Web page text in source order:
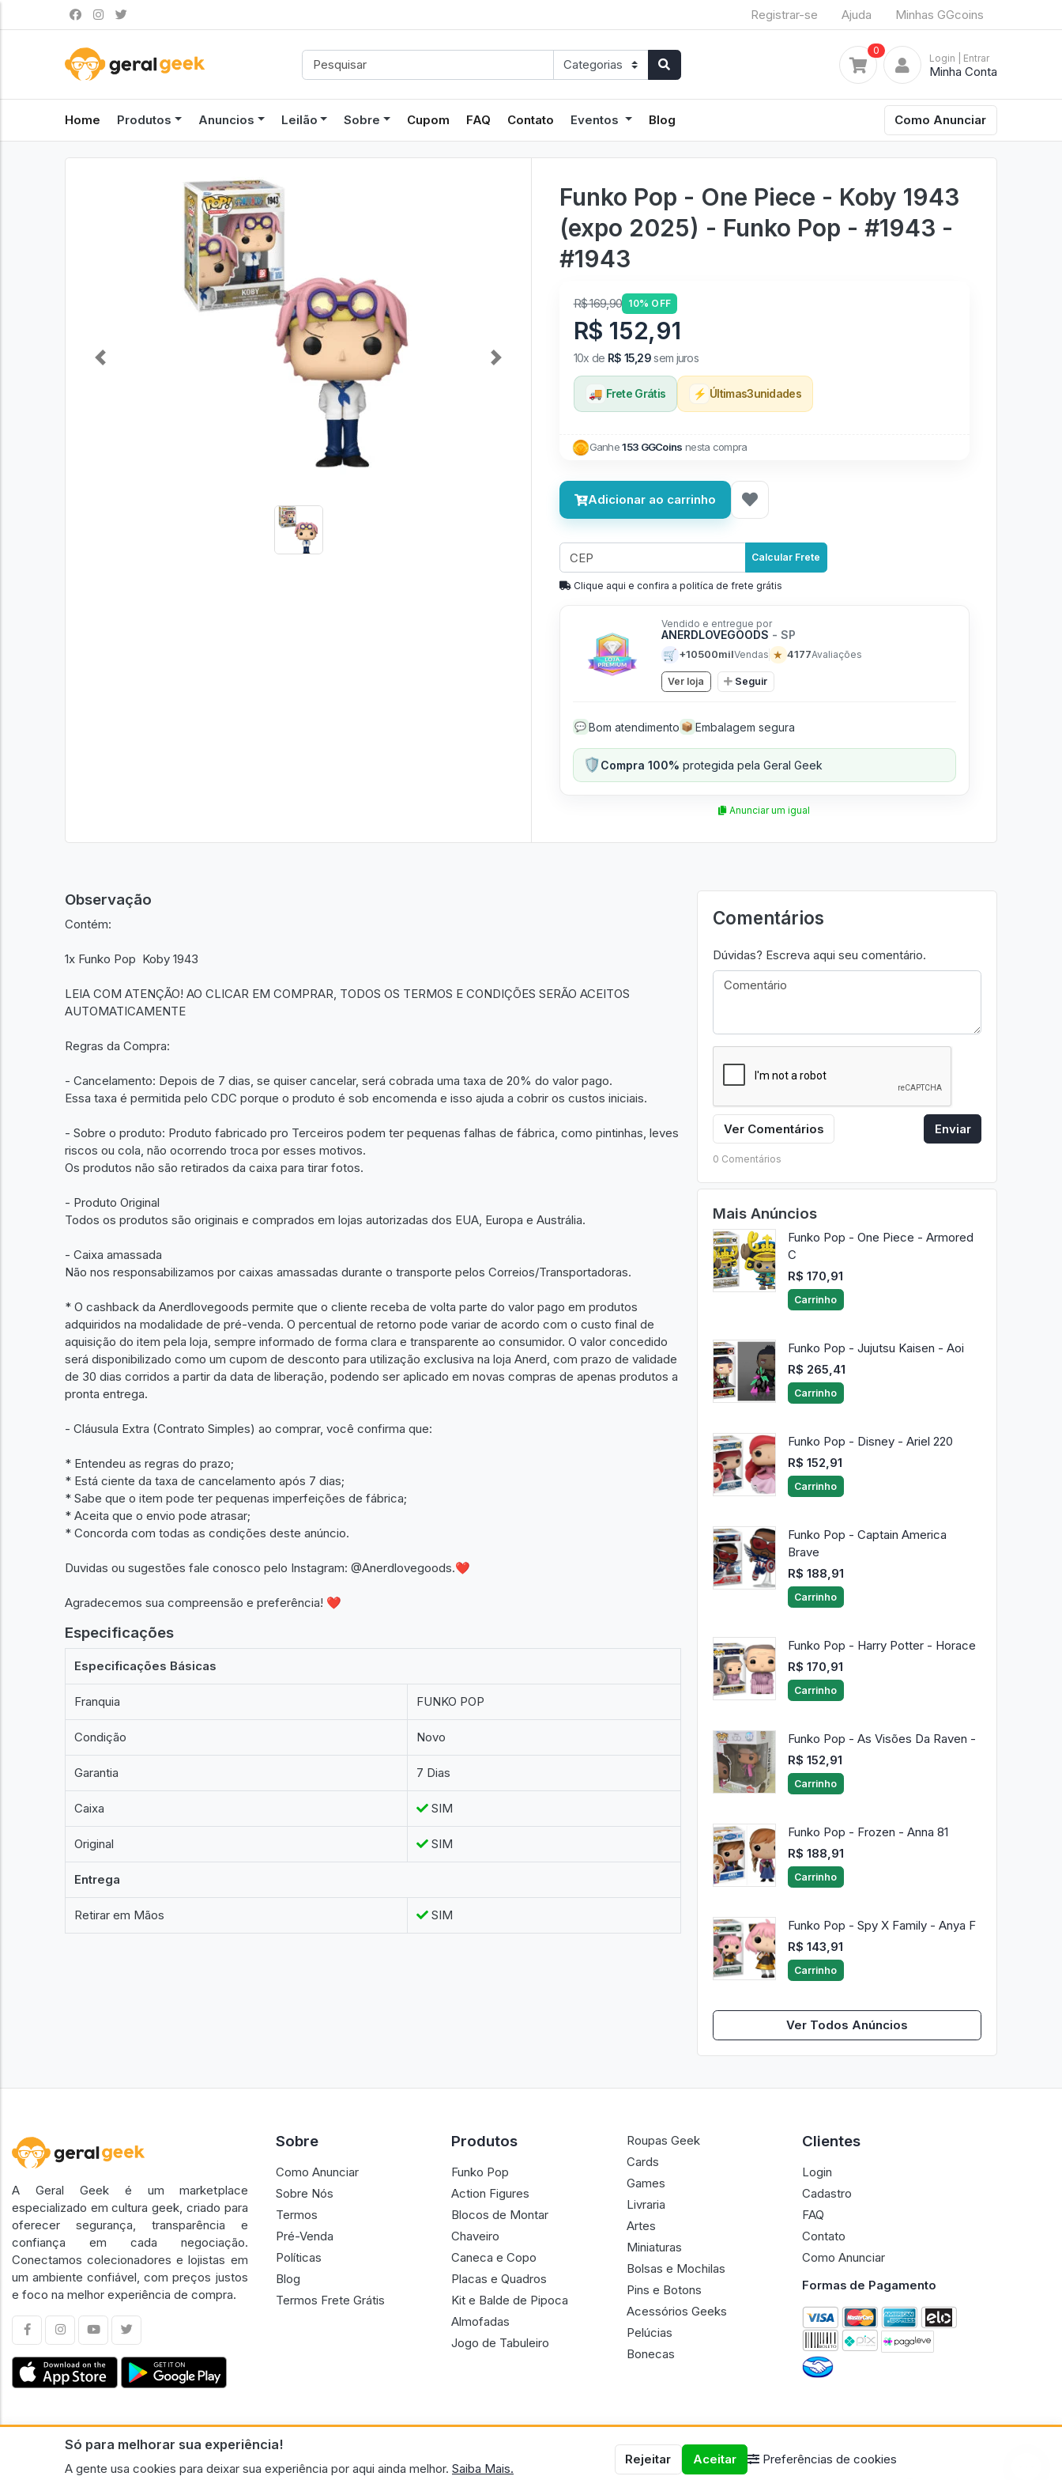
Registrar-se Ajuda Minhas GGcoins
0
Login | Entrar
Minha Conta
Home Produtos Anuncios Leilão Sobre Cupom FAQ Contato Eventos Blog Como Anunciar
Previous Next
Funko Pop - One Piece - Koby 1943
(expo 2025) - Funko Pop - #1943 -
#1943
R$ 169,90 10% OFF
R$ 152,91
10x de R$ 15,29sem juros
🚚 Frete Grátis ⚡ Últimas3unidades
Ganhe153 GGCoins nesta compra
Adicionar ao carrinho
Calcular Frete
Clique aqui e confira a politíca de frete grátis
Vendido e entregue por
ANERDLOVEGOODS - SP
🛒 +10500milVendas ★ 4177Avaliações
Ver loja Seguir
💬 Bom atendimento 📦 Embalagem segura
🛡️Compra 100% protegida pela Geral Geek
Anunciar um igual
Observação
Contém:
1x Funko Pop Koby 1943
LEIA COM ATENÇÃO! AO CLICAR EM COMPRAR, TODOS OS TERMOS E CONDIÇÕES SERÃO ACEITOS
AUTOMATICAMENTE
Regras da Compra:
- Cancelamento: Depois de 7 dias, se quiser cancelar, será cobrada uma taxa de 20% do valor pago.
Essa taxa é permitida pelo CDC porque o produto é sob encomenda e isso ajuda a cobrir os custos iniciais.
- Sobre o produto: Produto fabricado pro Terceiros podem ter pequenas falhas de fábrica, como pintinhas, leves
riscos ou cola, não ocorrendo troca por esses motivos.
Os produtos não são retirados da caixa para tirar fotos.
- Produto Original
Todos os produtos são originais e comprados em lojas autorizadas dos EUA, Europa e Austrália.
- Caixa amassada
Não nos responsabilizamos por caixas amassadas durante o transporte pelos Correios/Transportadoras.
* O cashback da Anerdlovegoods permite que o cliente receba de volta parte do valor pago em produtos
adquiridos na modalidade de pré-venda. O percentual de retorno pode variar de acordo com o custo final de
aquisição do item pela loja, sempre informado de forma clara e transparente ao consumidor. O valor concedido
será disponibilizado como um cupom de desconto para utilização exclusiva na loja Anerd, com prazo de validade
de 30 dias corridos a partir da data de liberação, podendo ser aplicado em novas compras de apenas produtos a
pronta entrega.
- Cláusula Extra (Contrato Simples) ao comprar, você confirma que:
* Entendeu as regras do prazo;
* Está ciente da taxa de cancelamento após 7 dias;
* Sabe que o item pode ter pequenas imperfeições de fábrica;
* Aceita que o envio pode atrasar;
* Concorda com todas as condições deste anúncio.
Duvidas ou sugestões fale conosco pelo Instagram: @Anerdlovegoods.❤
Agradecemos sua compreensão e preferência! ❤
Especificações
Especificações Básicas
Franquia FUNKO POP
Condição Novo
Garantia 7 Dias
Caixa SIM
Original SIM
Entrega
Retirar em Mãos SIM
Comentários
Dúvidas? Escreva aqui seu comentário.
Ver Comentários Enviar
0 Comentários
Mais Anúncios
Funko Pop - One Piece - Armored
C
R$ 170,91
Carrinho
Funko Pop - Jujutsu Kaisen - Aoi
R$ 265,41
Carrinho
Funko Pop - Disney - Ariel 220
R$ 152,91
Carrinho
Funko Pop - Captain America
Brave
R$ 188,91
Carrinho
Funko Pop - Harry Potter - Horace
R$ 170,91
Carrinho
Funko Pop - As Visões Da Raven -
R$ 152,91
Carrinho
Funko Pop - Frozen - Anna 81
R$ 188,91
Carrinho
Funko Pop - Spy X Family - Anya F
R$ 143,91
Carrinho
Ver Todos Anúncios
Só para melhorar sua experiência!
A gente usa cookies para deixar sua experiência por aqui ainda melhor. Saiba Mais.
Rejeitar Aceitar Preferências de cookies
A Geral Geek é um marketplace
especializado em cultura geek, criado para
oferecer segurança, transparência e
confiança em cada negociação.
Conectamos colecionadores e lojistas em
um ambiente confiável, com preços justos
e foco na melhor experiência de compra.
Sobre
Como Anunciar
Sobre Nós
Termos
Pré-Venda
Políticas
Blog
Termos Frete Grátis
Produtos
Funko Pop
Action Figures
Blocos de Montar
Chaveiro
Caneca e Copo
Placas e Quadros
Kit e Balde de Pipoca
Almofadas
Jogo de Tabuleiro
Roupas Geek
Cards
Games
Livraria
Artes
Miniaturas
Bolsas e Mochilas
Pins e Botons
Acessórios Geeks
Pelúcias
Bonecas
Clientes
Login
Cadastro
FAQ
Contato
Como Anunciar
Formas de Pagamento
CNPJ n.º 30.220.458/0001-17 - GERAL GEEK PORTAL ELETRONICO LTDA.